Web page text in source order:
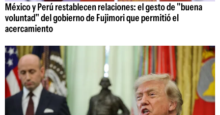
México y Perú restablecen relaciones: el gesto de "buena
voluntad" del gobierno de Fujimori que permitió el
acercamiento